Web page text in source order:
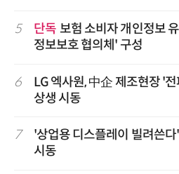
5 단독 보험 소비자 개인정보
정보보호 협의체' 구성
6
LG 엑사원, 中企 제조현장 '
상생 시동
7
'상업용 디스플레이 빌려쓴
시동